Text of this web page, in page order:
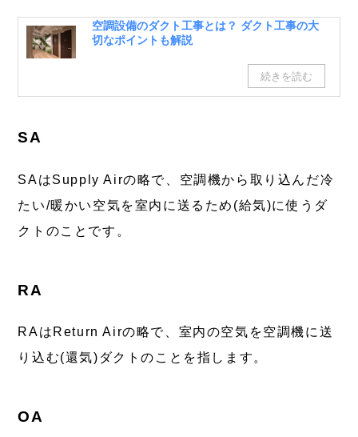
空調設備のダクト工事とは？ ダクト工事の大
切なポイントも解説
SA
SAはSupply Airの略で、空調機から取り込んだ冷
たい/暖かい空気を室内に送るため(給気)に使うダ
クトのことです。
RA
RAはReturn Airの略で、室内の空気を空調機に送
り込む(還気)ダクトのことを指します。
OA